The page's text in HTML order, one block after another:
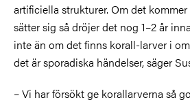
artificiella strukturer. Om det
sätter sig så dröjer det nog 1–2 år
inte än om det finns korall-larver i
det är sporadiska händelser, säger
– Vi har försökt ge korallarverna så